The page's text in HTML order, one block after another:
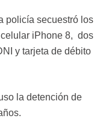
policía secuestró los
iPhone 8, dos
y tarjeta de débito
la detención de